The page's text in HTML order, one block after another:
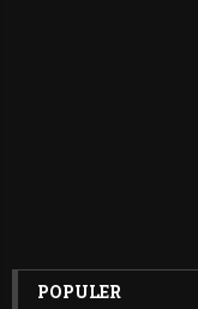
POPULER